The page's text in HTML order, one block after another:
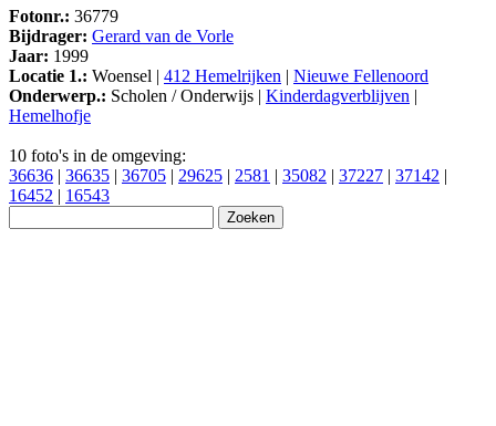
Fotonr.: 36779
Bijdrager: Gerard van de Vorle
Jaar: 1999
Locatie 1.: Woensel | 412 Hemelrijken | Nieuwe Fellenoord
Onderwerp.: Scholen / Onderwijs | Kinderdagverblijven |
Hemelhofje
10 foto's in de omgeving:
36636 | 36635 | 36705 | 29625 | 2581 | 35082 | 37227 | 37142 |
16452 | 16543